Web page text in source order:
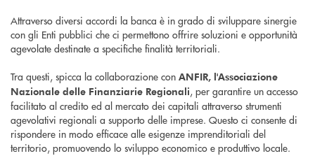
Attraverso diversi accordi la banca è in grado di sviluppare sinergie
con gli Enti pubblici che ci permettono offrire soluzioni e opportunità
agevolate destinate a specifiche finalità territoriali.
Tra questi, spicca la collaborazione con ANFIR, l'Associazione
Nazionale delle Finanziarie Regionali, per garantire un accesso
facilitato al credito ed al mercato dei capitali attraverso strumenti
agevolativi regionali a supporto delle imprese. Questo ci consente di
rispondere in modo efficace alle esigenze imprenditoriali del
territorio, promuovendo lo sviluppo economico e produttivo locale.